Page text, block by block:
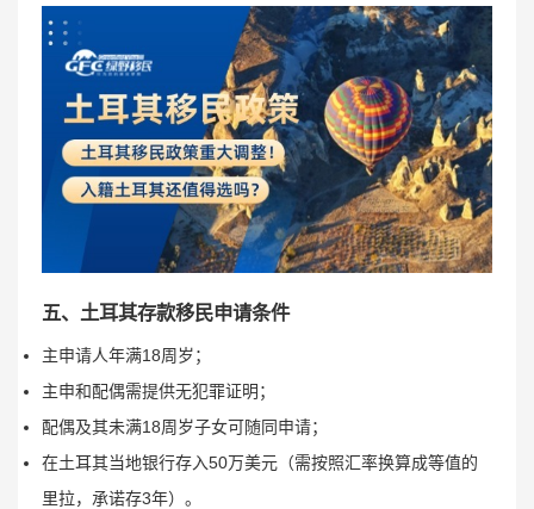
五、土耳其存款移民申请条件
主申请人年满18周岁；
主申和配偶需提供无犯罪证明；
配偶及其未满18周岁子女可随同申请；
在土耳其当地银行存入50万美元（需按照汇率换算成等值的
里拉，承诺存3年）。